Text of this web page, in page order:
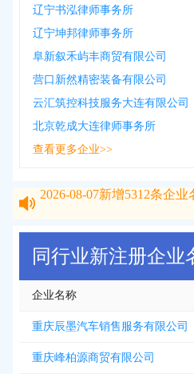
辽宁书泓律师事务所
辽宁坤邦律师事务所
阜新叙禾屿丰商贸有限公司
营口新然精密装备有限公司
云汇筑控科技服务大连有限公司
北京乾成大连律师事务所
查看更多企业>>
新增 条企业
同行业新注册企业
企业名称
重庆辰墨汽车销售服务有限公司
重庆峰柏源商贸有限公司